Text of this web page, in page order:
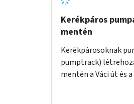
Kerékpáros
mentén
Kerékpárosoknak
pumptrack)
mentén a Váci út és